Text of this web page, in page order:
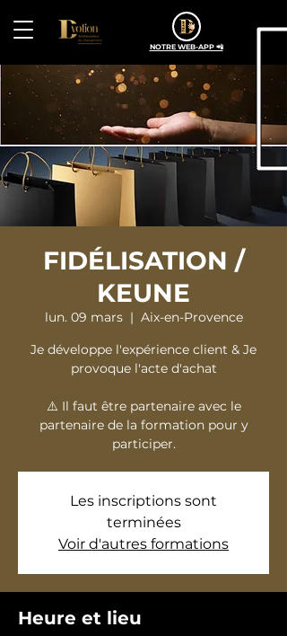
NOTRE WEB-APP 📲
FIDÉLISATION /
KEUNE
lun. 09 mars
  |
Aix-en-Provence
Je développe l'expérience client & Je
provoque l'acte d'achat
⚠️ Il faut être partenaire avec le
partenaire de la formation pour y
participer.
Les inscriptions sont
terminées
Voir d'autres formations
Heure et lieu